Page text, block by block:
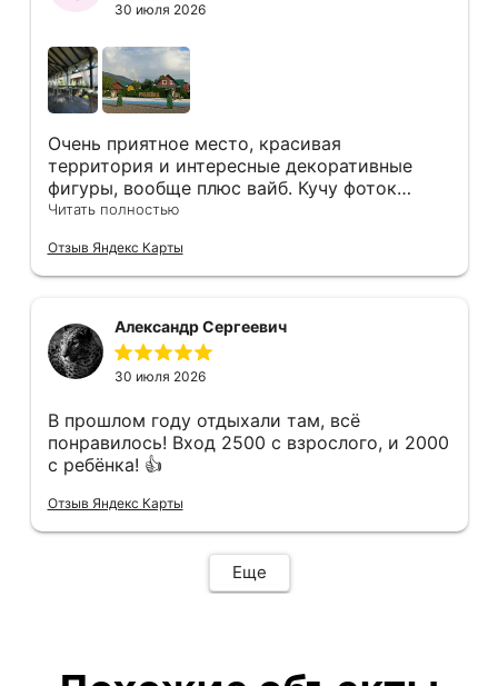
30 июля 2026
Очень приятное место, красивая
территория и интересные декоративные
фигуры, вообще плюс вайб. Кучу фоток
можно сделать. Меню радует
всё действительно вкусно. Персонал
вежливый и отзывчивый. С удовольствием
Читать полностью
Отзыв Яндекс Карты
Александр Сергеевич
30 июля 2026
В прошлом году отдыхали там, всё
понравилось! Вход 2500 с взрослого, и 2000
с ребёнка! 👍
Отзыв Яндекс Карты
Еще